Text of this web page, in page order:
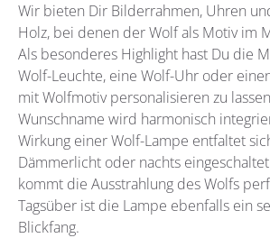
Wir bieten Dir Bilderrahmen, Uhren
Holz, bei denen der Wolf als Motiv im
Als besonderes Highlight hast Du die
Wolf-Leuchte, eine Wolf-Uhr oder
mit Wolfmotiv personalisieren zu
Wunschname wird harmonisch
Wirkung einer Wolf-Lampe entfaltet
Dämmerlicht oder nachts
kommt die Ausstrahlung des Wolfs
Tagsüber ist die Lampe ebenfalls ein
Blickfang.